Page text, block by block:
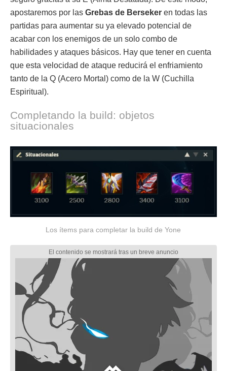
apostaremos por las Grebas de Berseker en todas las
partidas para aumentar su ya elevado potencial de
acabar con los enemigos de un solo combo de
habilidades y ataques básicos. Hay que tener en cuenta
que esta velocidad de ataque reducirá el enfriamiento
tanto de la Q (Acero Mortal) como de la W (Cuchilla
Espiritual).
Completando la build: objetos
situacionales
Los ítems para completar la build de Yone